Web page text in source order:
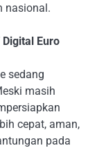
nasional.
Euro
sedang
masih
cepat, aman,
pada